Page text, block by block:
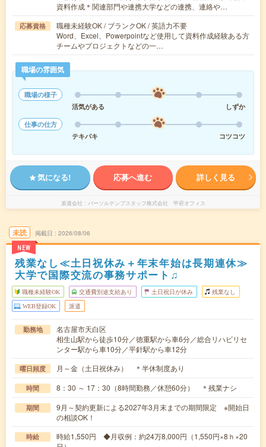
資料作成＊関連部門や連携大学などの連携、連絡や…
応募資格
職種未経験OK / ブランクOK / 英語力不要
Word、Excel、Powerpointなど使用して資料作成経験ある方
チームやプロジェクトなどの一…
職場の雰囲気
職場の様子
活気がある
しずか
仕事の仕方
テキパキ
コツコツ
気になる! 応募へ進む 詳しく見る
派遣会社 パーソルテンプスタッフ株式会社 甲府オフィス
未読
NEW
掲載日 2026/08/06
残業なし≪土日祝休み＋年末年始は長期連休≫
大学で国際交流の事務サポート♫
職種未経験OK 交通費別途支給あり 土日祝日が休み 残業なし
WEB登録OK 派遣
勤務地
名古屋市天白区
相生山駅から徒歩10分／徳重駅から車6分／総合リハビリセ
ンター駅から車10分／平針駅から車12分
曜日頻度 月～金（土日祝休み） ＊半休制度あり
時間 8：30 ～ 17：30（8時間勤務／休憩60分） ＊残業ナシ
期間
9月～契約更新による2027年3月末までの期間限定 ※開始日
の相談OK！
時給
時給1,550円 ◆月収例：約24万8,000円（1,550円×8ｈ×20